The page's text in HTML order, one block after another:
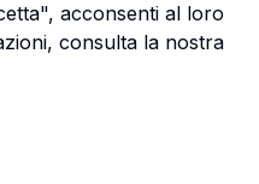
acconsenti al loro
consulta la nostra